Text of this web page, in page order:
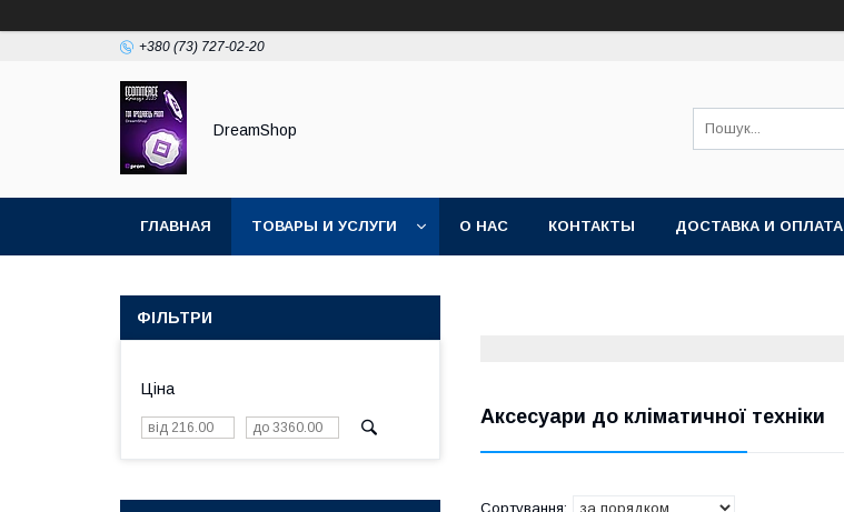
+380 (73) 727-02-20
DreamShop
ГЛАВНАЯ ТОВАРЫ И УСЛУГИ О НАС КОНТАКТЫ ДОСТАВКА И ОПЛАТА
Аксесуари до кліматичної техніки
ФІЛЬТРИ
Ціна